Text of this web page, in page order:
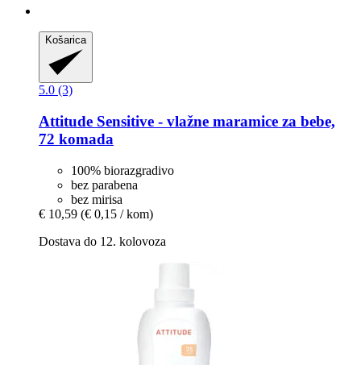
Košarica
5.0 (3)
Attitude Sensitive -​ vlažne maramice za bebe,
72 komada
100% biorazgradivo
bez parabena
bez mirisa
€ 10,59 (€ 0,15 / kom)
Dostava do 12. kolovoza